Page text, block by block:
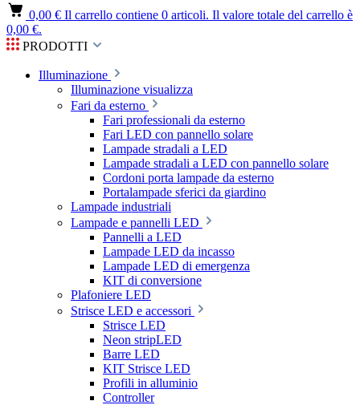
0,00 € Il carrello contiene 0 articoli. Il valore totale del carrello è
0,00 €.
PRODOTTI
Illuminazione
Illuminazione visualizza
Fari da esterno
Fari professionali da esterno
Fari LED con pannello solare
Lampade stradali a LED
Lampade stradali a LED con pannello solare
Cordoni porta lampade da esterno
Portalampade sferici da giardino
Lampade industriali
Lampade e pannelli LED
Pannelli a LED
Lampade LED da incasso
Lampade LED di emergenza
KIT di conversione
Plafoniere LED
Strisce LED e accessori
Strisce LED
Neon stripLED
Barre LED
KIT Strisce LED
Profili in alluminio
Controller